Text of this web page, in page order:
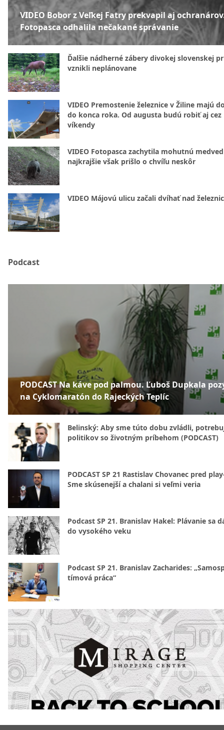
VIDEO Bobor z Veľkej Fatry prekvapil aj
Fotopasca odhalila nečakané správanie
Ďalšie nádherné zábery divokej slovenskej
vznikli neplánovane
VIDEO Premostenie železnice v Žiline majú
do konca roka. Od augusta budú robiť aj cez
víkendy
VIDEO Fotopasca zachytila mohutnú
najkrajšie však prišlo o chvíľu neskôr
VIDEO Májovú ulicu začali dvíhať nad
Podcast
PODCAST Na káve pod palmou. Ľuboš Dupkala
na Cyklomaratón do Rajeckých Teplíc
Belinský: Aby sme túto dobu zvládli,
politikov so životným príbehom (PODCAST)
PODCAST SP 21 Rastislav Chovanec pred
Sme skúsenejší a chalani si veľmi veria
Podcast SP 21. Branislav Hakel: Plávanie sa
do vysokého veku
Podcast SP 21. Branislav Zacharides:
tímová práca“